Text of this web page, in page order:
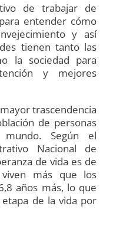
de trabajar de
entender cómo
y así
tienen tanto las
la sociedad para
y mejores
trascendencia
de personas
Según el
Nacional de
de vida es de
más que los
años más, lo que
de la vida por